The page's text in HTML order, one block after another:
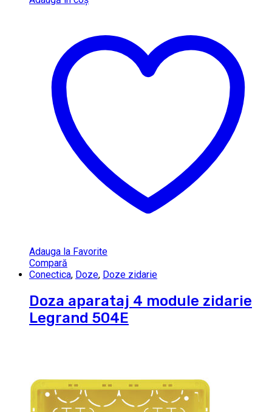
Adauga la Favorite
Compară
Conectica, Doze, Doze zidarie
Doza aparataj 4 module zidarie
Legrand 504E